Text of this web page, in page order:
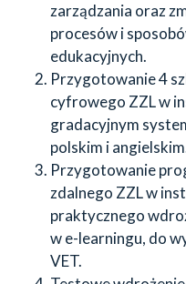
zarządzania oraz
procesów i
edukacyjnych.
Przygotowanie 4
cyfrowego ZZL w
gradacyjnym
polskim i
Przygotowanie
zdalnego ZZL w
praktycznego
w e-learningu, do
VET.